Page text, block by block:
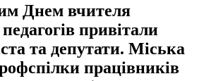
Днем вчителя
привітали
та депутати. Міська
працівників